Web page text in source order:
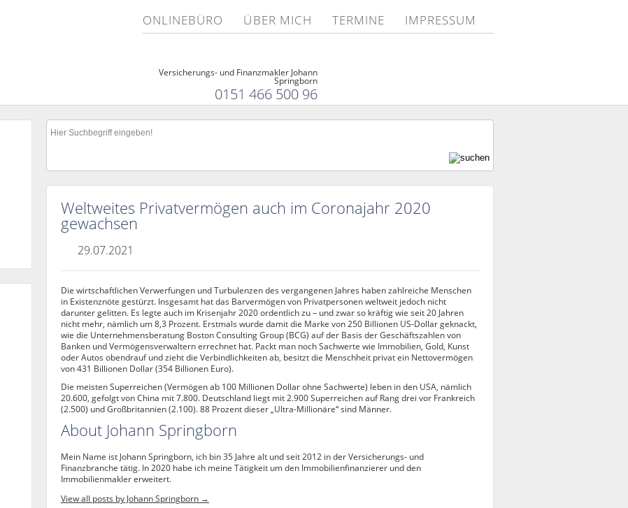
ONLINEBÜRO ÜBER MICH TERMINE IMPRESSUM
Versicherungs- und Finanzmakler Johann
Springborn
0151 466 500 96
Weltweites Privatvermögen auch im Coronajahr 2020
gewachsen
29.07.2021
Die wirtschaftlichen Verwerfungen und Turbulenzen des vergangenen Jahres haben zahlreiche Menschen
in Existenznöte gestürzt. Insgesamt hat das Barvermögen von Privatpersonen weltweit jedoch nicht
darunter gelitten. Es legte auch im Krisenjahr 2020 ordentlich zu – und zwar so kräftig wie seit 20 Jahren
nicht mehr, nämlich um 8,3 Prozent. Erstmals wurde damit die Marke von 250 Billionen US-Dollar geknackt,
wie die Unternehmensberatung Boston Consulting Group (BCG) auf der Basis der Geschäftszahlen von
Banken und Vermögensverwaltern errechnet hat. Packt man noch Sachwerte wie Immobilien, Gold, Kunst
oder Autos obendrauf und zieht die Verbindlichkeiten ab, besitzt die Menschheit privat ein Nettovermögen
von 431 Billionen Dollar (354 Billionen Euro).
Die meisten Superreichen (Vermögen ab 100 Millionen Dollar ohne Sachwerte) leben in den USA, nämlich
20.600, gefolgt von China mit 7.800. Deutschland liegt mit 2.900 Superreichen auf Rang drei vor Frankreich
(2.500) und Großbritannien (2.100). 88 Prozent dieser „Ultra-Millionäre“ sind Männer.
About Johann Springborn
Mein Name ist Johann Springborn, ich bin 35 Jahre alt und seit 2012 in der Versicherungs- und
Finanzbranche tätig. In 2020 habe ich meine Tätigkeit um den Immobilienfinanzierer und den
Immobilienmakler erweitert.
View all posts by Johann Springborn →